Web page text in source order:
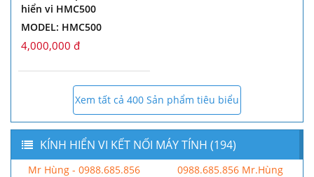
hiển vi HMC500
MODEL: HMC500
4,000,000 đ
Xem tất cả 400 Sản phẩm tiêu biểu
KÍNH HIỂN VI KẾT NỐI MÁY TÍNH (194)
Mr Hùng - 0988.685.856 0988.685.856 Mr.Hùng